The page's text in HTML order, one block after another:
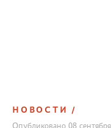
НОВОСТИ
Опубликовано 08